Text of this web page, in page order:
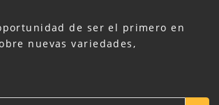
de ser el primero en
nuevas variedades,